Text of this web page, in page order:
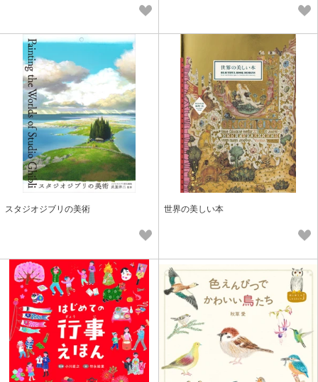
スタジオジブリの美術 世界の美しい本